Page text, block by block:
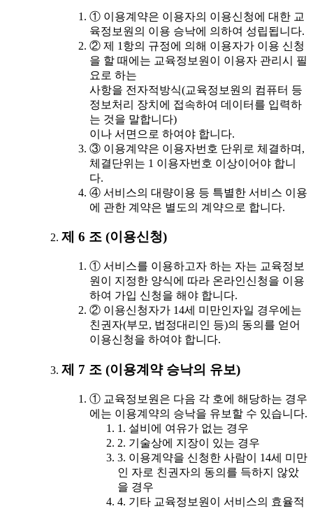
① 이용계약은 이용자의 이용신청에 대한 교
육정보원의 이용 승낙에 의하여 성립됩니다.
② 제 1항의 규정에 의해 이용자가 이용 신청
을 할 때에는 교육정보원이 이용자 관리시 필
요로 하는
사항을 전자적방식(교육정보원의 컴퓨터 등
정보처리 장치에 접속하여 데이터를 입력하
는 것을 말합니다)
이나 서면으로 하여야 합니다.
③ 이용계약은 이용자번호 단위로 체결하며,
체결단위는 1 이용자번호 이상이어야 합니
다.
④ 서비스의 대량이용 등 특별한 서비스 이용
에 관한 계약은 별도의 계약으로 합니다.
제 6 조 (이용신청)
① 서비스를 이용하고자 하는 자는 교육정보
원이 지정한 양식에 따라 온라인신청을 이용
하여 가입 신청을 해야 합니다.
② 이용신청자가 14세 미만인자일 경우에는
친권자(부모, 법정대리인 등)의 동의를 얻어
이용신청을 하여야 합니다.
제 7 조 (이용계약 승낙의 유보)
① 교육정보원은 다음 각 호에 해당하는 경우
에는 이용계약의 승낙을 유보할 수 있습니다.
1. 설비에 여유가 없는 경우
2. 기술상에 지장이 있는 경우
3. 이용계약을 신청한 사람이 14세 미만
인 자로 친권자의 동의를 득하지 않았
을 경우
4. 기타 교육정보원이 서비스의 효율적